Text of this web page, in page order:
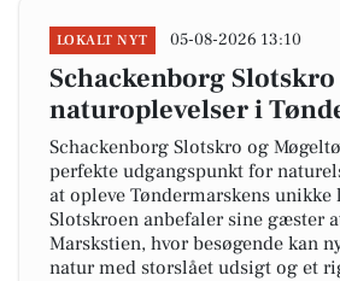
LOKALT NYT 05-08-2026 13:10
Schackenborg
naturoplevelser i
Schackenborg Slotskro og
perfekte udgangspunkt for
at opleve Tøndermarskens unikke
Slotskroen anbefaler sine gæster
Marskstien, hvor besøgende kan
natur med storslået udsigt og et